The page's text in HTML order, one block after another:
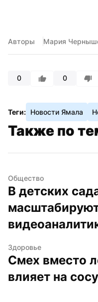
Авторы Мария
0 0
Теги: Новости Ямала
Также по
Общество
В детских
Здоровье
Смех вместо
влияет на